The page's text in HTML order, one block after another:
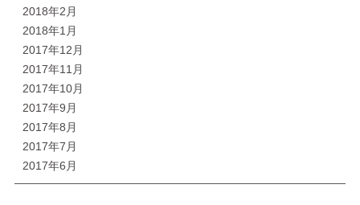
2018年2月
2018年1月
2017年12月
2017年11月
2017年10月
2017年9月
2017年8月
2017年7月
2017年6月